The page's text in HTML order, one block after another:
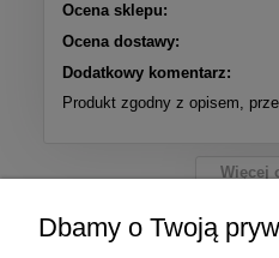
Ocena sklepu:
Ocena dostawy:
Dodatkowy komentarz:
Produkt zgodny z opisem,
Więcej
Dbamy o Twoją